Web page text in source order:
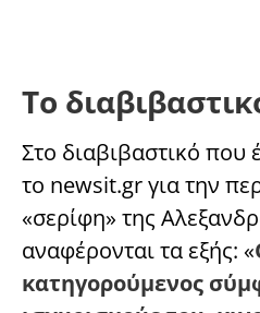
Το
Στο διαβιβαστικό που
το newsit.gr για την
«σερίφη» της
αναφέρονται τα εξής: «
κατηγορούμενος